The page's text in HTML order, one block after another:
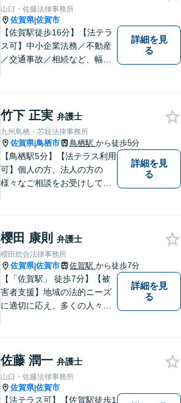
山口・佐藤法律事務所
佐賀県|佐賀市
【佐賀駅徒歩16分】【法テラ
ス可】中小企業法務／不動産
／交通事故／相続など、幅広
す。まずはお気軽にご相談く
ださい。【初回面談無料】
詳細を見
る
竹下 正実 弁護士
九州鳥栖・芯鋭法律事務所
佐賀県|鳥栖市 鳥栖駅 から徒歩5分
【鳥栖駅5分】【法テラス利用
可】個人の方、法人の方の
様々なご相談をお受けしてお
案いたします。【債務整理・
残業代請求については初回面
談無料】【土日祝・夜間相談
可】
詳細を見
る
櫻田 康則 弁護士
櫻田総合法律事務所
佐賀県|佐賀市 佐賀駅 から徒歩7分
【「佐賀駅」 徒歩7分】【被
害者支援】地域の法的ニーズ
に適切に応え、多くの人々の
ぐように、丁寧にお悩みをお
伺いいたします。
詳細を見
る
佐藤 潤一 弁護士
山口・佐藤法律事務所
佐賀県|佐賀市
【法テラス可】【佐賀駅徒歩1